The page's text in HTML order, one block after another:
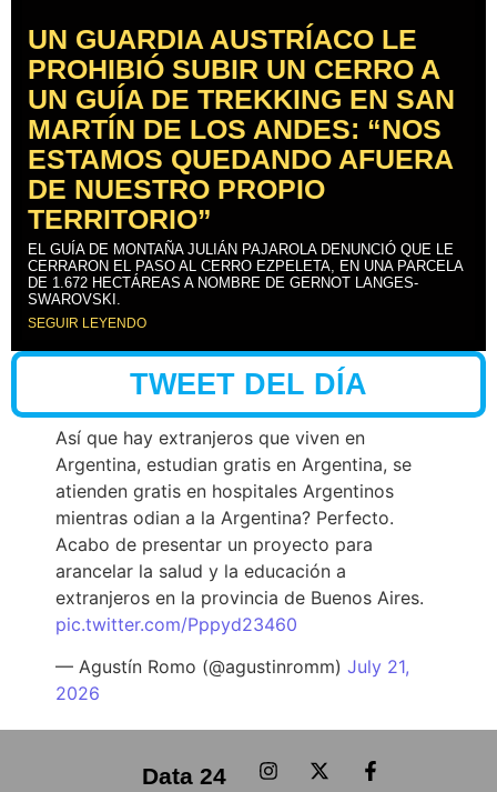
UN GUARDIA AUSTRÍACO LE
PROHIBIÓ SUBIR UN CERRO A
UN GUÍA DE TREKKING EN SAN
MARTÍN DE LOS ANDES: “NOS
ESTAMOS QUEDANDO AFUERA
DE NUESTRO PROPIO
TERRITORIO”
EL GUÍA DE MONTAÑA JULIÁN PAJAROLA DENUNCIÓ QUE LE
CERRARON EL PASO AL CERRO EZPELETA, EN UNA PARCELA
DE 1.672 HECTÁREAS A NOMBRE DE GERNOT LANGES-
SWAROVSKI.
SEGUIR LEYENDO
TWEET DEL DÍA
Así que hay extranjeros que viven en
Argentina, estudian gratis en Argentina, se
atienden gratis en hospitales Argentinos
mientras odian a la Argentina? Perfecto.
Acabo de presentar un proyecto para
arancelar la salud y la educación a
extranjeros en la provincia de Buenos Aires.
pic.twitter.com/Pppyd23460
— Agustín Romo (@agustinromm) July 21,
2026
Data 24